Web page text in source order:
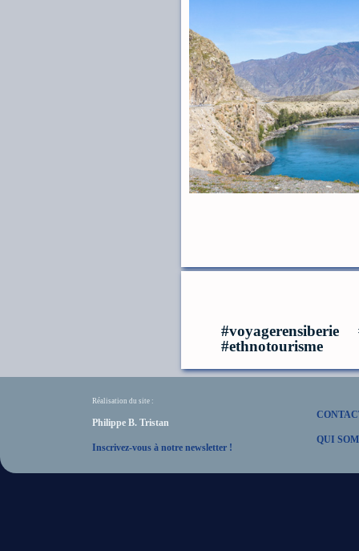
#ethnotourisme
Réalisation du site :
Philippe B. Tristan
Inscrivez-vous à notre newsletter !
QUI